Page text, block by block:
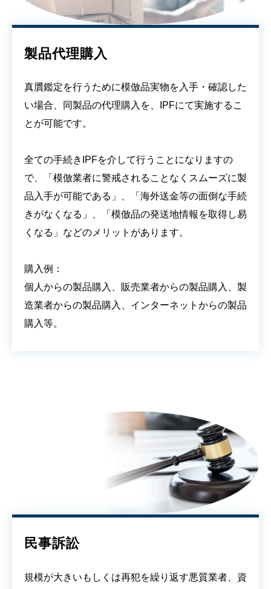
製品代理購入
真贋鑑定を行うために模倣品実物を入手・確認した
い場合、同製品の代理購入を、IPFにて実施するこ
とが可能です。
全ての手続きIPFを介して行うことになりますの
で、「模倣業者に警戒されることなくスムーズに製
品入手が可能である」、「海外送金等の面倒な手続
きがなくなる」、「模倣品の発送地情報を取得し易
くなる」などのメリットがあります。
購入例：
個人からの製品購入、販売業者からの製品購入、製
造業者からの製品購入、インターネットからの製品
購入等。
民事訴訟
規模が大きいもしくは再犯を繰り返す悪質業者、資